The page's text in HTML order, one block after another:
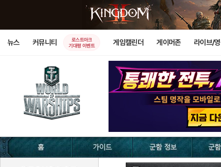
뉴스 커뮤니티
로스트아크
기대평 이벤트
게임캘린더 게이머존 라이브/